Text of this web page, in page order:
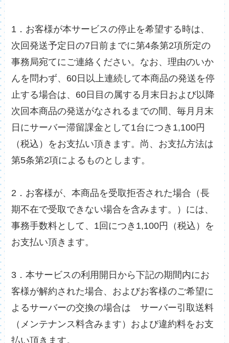
1．お客様が本サービスの停止を希望する時は、
次回発送予定日の7日前までに第4条第2項所定の
事務局宛てにご連絡ください。なお、理由のいか
んを問わず、60日以上連続して本商品の発送を停
止する場合は、60日目の属する月末日および以降
次回本商品の発送がなされるまでの間、毎月月末
日にサーバー滞留課金として1台につき1,100円
（税込）をお支払い頂きます。尚、お支払方法は
第5条第2項によるものとします。
2．お客様が、本商品を受取拒否された場合（長
期不在で受取できない場合を含みます。）には、
事務手数料として、1回につき1,100円（税込）を
お支払い頂きます。
3．本サービスの利用開日から下記の期間内にお
客様が解約された場合、およびお客様のご希望に
よるサーバーの交換の場合は サーバー引取送料
（メンテナンス料含みます）および違約料をお支
払い頂きます。